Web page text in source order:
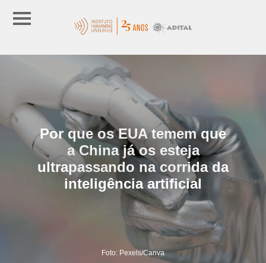
Por que os EUA temem que
a China já os esteja
ultrapassando na corrida da
inteligência artificial
Foto: Pexels/Canva